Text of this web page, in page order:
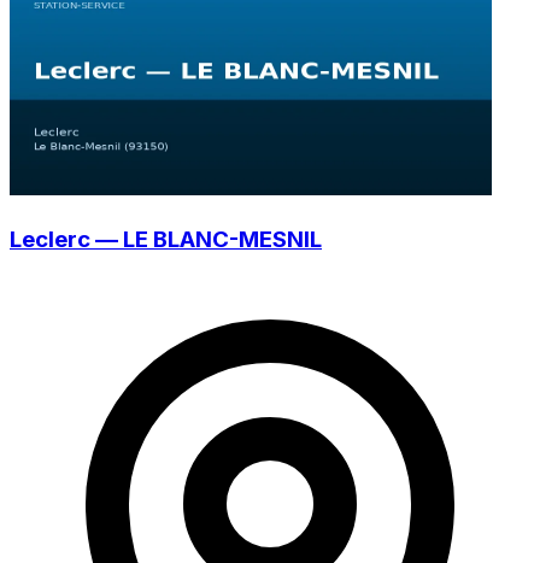
Leclerc — LE BLANC-MESNIL